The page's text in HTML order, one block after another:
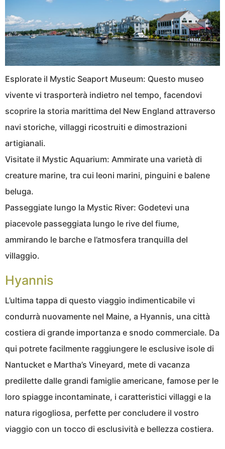
Esplorate il Mystic Seaport Museum: Questo museo
vivente vi trasporterà indietro nel tempo, facendovi
scoprire la storia marittima del New England attraverso
navi storiche, villaggi ricostruiti e dimostrazioni
artigianali.
Visitate il Mystic Aquarium: Ammirate una varietà di
creature marine, tra cui leoni marini, pinguini e balene
beluga.
Passeggiate lungo la Mystic River: Godetevi una
piacevole passeggiata lungo le rive del fiume,
ammirando le barche e l’atmosfera tranquilla del
villaggio.
Hyannis
L’ultima tappa di questo viaggio indimenticabile vi
condurrà nuovamente nel Maine, a Hyannis, una città
costiera di grande importanza e snodo commerciale. Da
qui potrete facilmente raggiungere le esclusive isole di
Nantucket e Martha’s Vineyard, mete di vacanza
predilette dalle grandi famiglie americane, famose per le
loro spiagge incontaminate, i caratteristici villaggi e la
natura rigogliosa, perfette per concludere il vostro
viaggio con un tocco di esclusività e bellezza costiera.